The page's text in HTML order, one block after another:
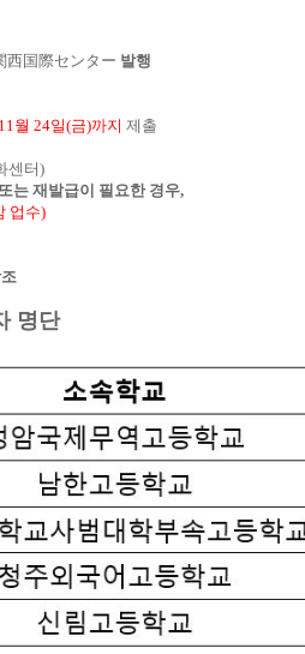
西国際センター 발행
11월 24일(금)까지 제출
터)
재발급이 필요한 경우,
업수)
명단